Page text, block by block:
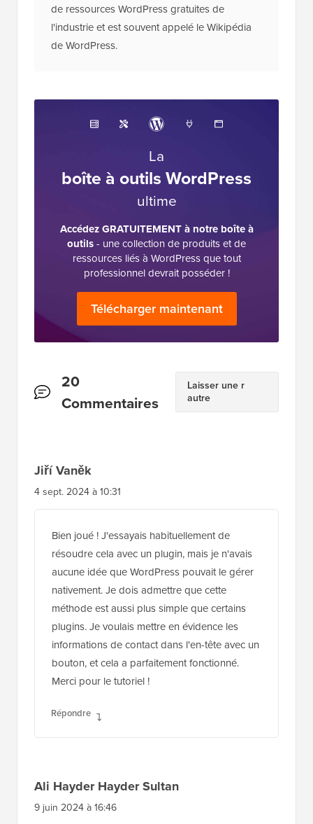
de ressources WordPress gratuites de
l'industrie et est souvent appelé le Wikipédia
de WordPress.
La
boîte à outils WordPress
ultime
Accédez GRATUITEMENT à notre boîte à
outils- une collection de produits et de
ressources liés à WordPress que tout
professionnel devrait posséder !
Télécharger maintenant
Interactions
des
20
Commentaires
Laisser une r
autre
Jiří Vaněk
4 sept. 2024 à 10:31
Bien joué ! J'essayais habituellement de
résoudre cela avec un plugin, mais je n'avais
aucune idée que WordPress pouvait le gérer
nativement. Je dois admettre que cette
méthode est aussi plus simple que certains
plugins. Je voulais mettre en évidence les
informations de contact dans l'en-tête avec un
bouton, et cela a parfaitement fonctionné.
Merci pour le tutoriel !
Répondre
Ali Hayder Hayder Sultan
9 juin 2024 à 16:46